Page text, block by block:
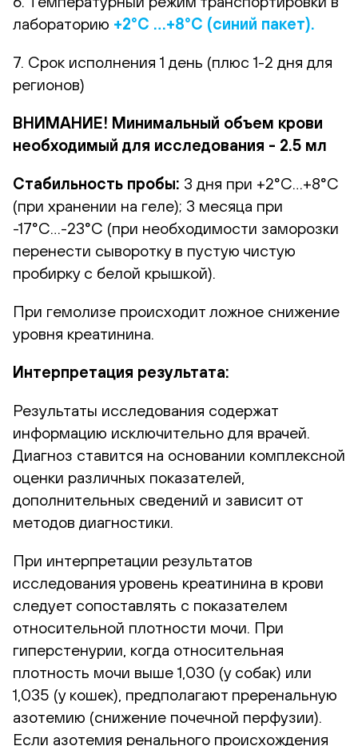
лабораторию +2°С …+8°С (синий пакет).
7. Срок исполнения 1 день (плюс 1-2 дня для
регионов)
ВНИМАНИЕ! Минимальный объем крови
необходимый для исследования - 2.5 мл
Стабильность пробы: 3 дня при +2°С…+8°С
(при хранении на геле); 3 месяца при
-17°С…-23°С (при необходимости заморозки
перенести сыворотку в пустую чистую
пробирку с белой крышкой).
При гемолизе происходит ложное снижение
уровня креатинина.
Интерпретация результата:
Результаты исследования содержат
информацию исключительно для врачей.
Диагноз ставится на основании комплексной
оценки различных показателей,
дополнительных сведений и зависит от
методов диагностики.
При интерпретации результатов
исследования уровень креатинина в крови
следует сопоставлять с показателем
относительной плотности мочи. При
гиперстенурии, когда относительная
плотность мочи выше 1,030 (у собак) или
1,035 (у кошек), предполагают преренальную
азотемию (снижение почечной перфузии).
Если азотемия ренального происхождения